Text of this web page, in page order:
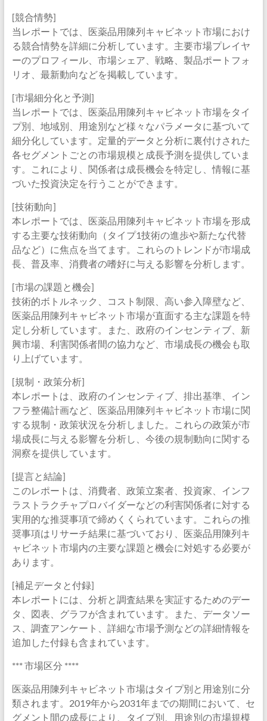
[競合情勢]
当レポートでは、医薬品用陳列キャビネット市場におけ
る競合情勢を詳細に分析しています。主要市場プレイヤ
ーのプロフィール、市場シェア、戦略、製品ポートフォ
リオ、最新動向などを掲載しています。
[市場細分化と予測]
当レポートでは、医薬品用陳列キャビネット市場をタイ
プ別、地域別、用途別など様々なパラメータに基づいて
細分化しています。定量的データと分析に裏付けされた
各セグメントごとの市場規模と成長予測を提供していま
す。これにより、関係者は成長機会を特定し、情報に基
づいた投資決定を行うことができます。
[技術動向]
本レポートでは、医薬品用陳列キャビネット市場を形成
する主要な技術動向（タイプ1技術の進歩や新たな代替
品など）に焦点を当てます。これらのトレンドが市場成
長、普及率、消費者の嗜好に与える影響を分析します。
[市場の課題と機会]
技術的ボトルネック、コスト制限、高い参入障壁など、
医薬品用陳列キャビネット市場が直面する主な課題を特
定し分析しています。また、政府のインセンティブ、新
興市場、利害関係者間の協力など、市場成長の機会も取
り上げています。
[規制・政策分析]
本レポートは、政府のインセンティブ、排出基準、イン
フラ整備計画など、医薬品用陳列キャビネット市場に関
する規制・政策状況を分析しました。これらの政策が市
場成長に与える影響を分析し、今後の規制動向に関する
洞察を提供しています。
[提言と結論]
このレポートは、消費者、政策立案者、投資家、インフ
ラストラクチャプロバイダーなどの利害関係者に対する
実用的な推奨事項で締めくくられています。これらの推
奨事項はリサーチ結果に基づいており、医薬品用陳列キ
ャビネット市場内の主要な課題と機会に対処する必要が
あります。
[補足データと付録]
本レポートには、分析と調査結果を実証するためのデー
タ、図表、グラフが含まれています。また、データソー
ス、調査アンケート、詳細な市場予測などの詳細情報を
追加した付録も含まれています。
*** 市場区分 ****
医薬品用陳列キャビネット市場はタイプ別と用途別に分
類されます。2019年から2031年までの期間において、セ
グメント間の成長により、タイプ別、用途別の市場規模